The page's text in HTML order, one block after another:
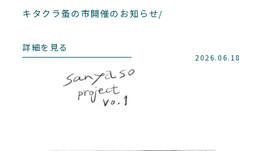
キタクラ蚤の市開催のお知らせ/
詳細を見る
2026.06.18